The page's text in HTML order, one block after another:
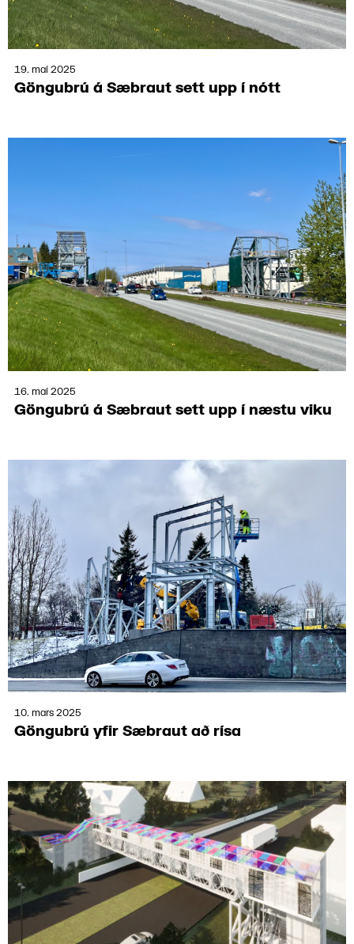
19. maí 2025
Göngu­brú á Sæbraut sett upp í nótt
16. maí 2025
Göngu­brú á Sæbraut sett upp í næstu viku
10. mars 2025
Göngu­brú yfir Sæbraut að rísa